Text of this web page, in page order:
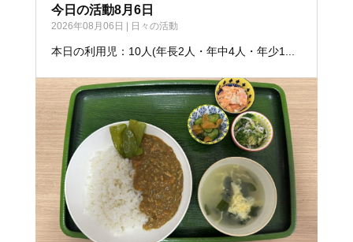
今日の活動8月6日
2026年08月06日 日々の活動
本日の利用児：10人(年長2人・年中4人・年少1...